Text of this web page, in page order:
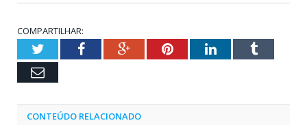
COMPARTILHAR:
TwitterFacebookGoogle+PinterestLinkedInTumblr
Email
CONTEÚDO RELACIONADO